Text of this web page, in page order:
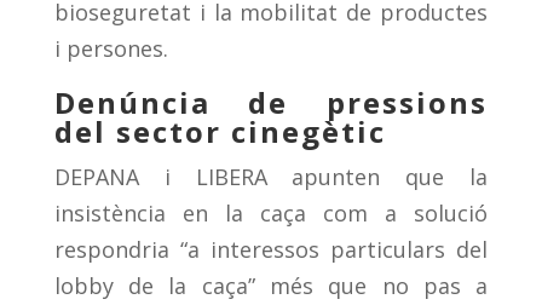
bioseguretat i la mobilitat de productes
i persones.
Denúncia de pressions
del sector cinegètic
DEPANA i LIBERA apunten que la
insistència en la caça com a solució
respondria “a interessos particulars del
lobby de la caça” més que no pas a